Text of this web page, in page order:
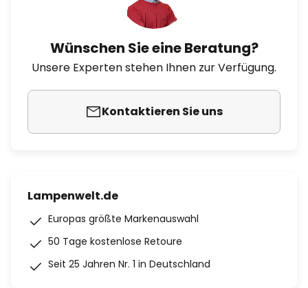
Wünschen Sie eine Beratung?
Unsere Experten stehen Ihnen zur Verfügung.
Kontaktieren Sie uns
Lampenwelt.de
Europas größte Markenauswahl
50 Tage kostenlose Retoure
Seit 25 Jahren Nr. 1 in Deutschland